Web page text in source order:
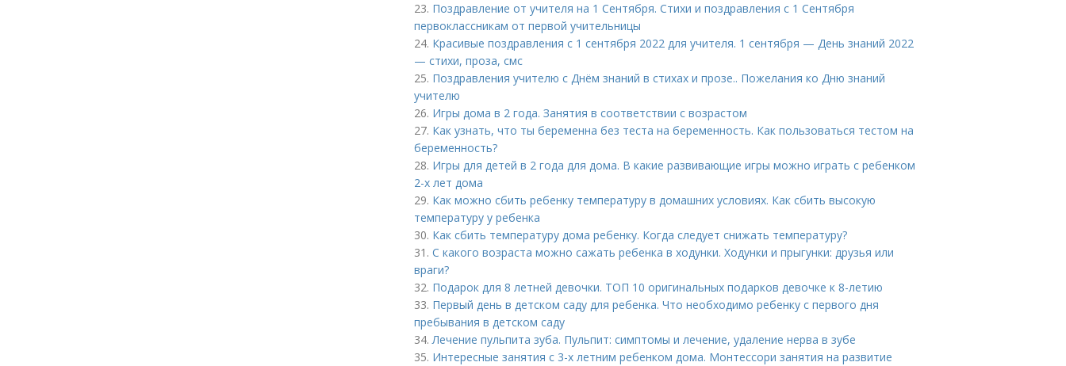
23. Поздравление от учителя на 1 Сентября. Стихи и поздравления с 1 Сентября
первоклассникам от первой учительницы
24. Красивые поздравления с 1 сентября 2022 для учителя. 1 сентября — День знаний 2022
— стихи, проза, смс
25. Поздравления учителю с Днём знаний в стихах и прозе.. Пожелания ко Дню знаний
учителю
26. Игры дома в 2 года. Занятия в соответствии с возрастом
27. Как узнать, что ты беременна без теста на беременность. Как пользоваться тестом на
беременность?
28. Игры для детей в 2 года для дома. В какие развивающие игры можно играть с ребенком
2-х лет дома
29. Как можно сбить ребенку температуру в домашних условиях. Как сбить высокую
температуру у ребенка
30. Как сбить температуру дома ребенку. Когда следует снижать температуру?
31. С какого возраста можно сажать ребенка в ходунки. Ходунки и прыгунки: друзья или
враги?
32. Подарок для 8 летней девочки. ТОП 10 оригинальных подарков девочке к 8-летию
33. Первый день в детском саду для ребенка. Что необходимо ребенку с первого дня
пребывания в детском саду
34.Лечение пульпита зуба. Пульпит: симптомы и лечение, удаление нерва в зубе
35. Интересные занятия с 3-х летним ребенком дома. Монтессори занятия на развитие